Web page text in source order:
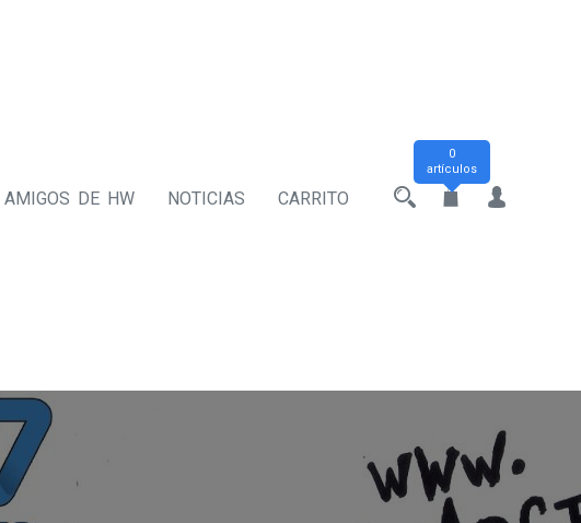
AMIGOS DE HW NOTICIAS CARRITO
0
artículos